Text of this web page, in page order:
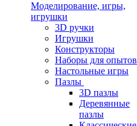
Моделирование, игры,
игрушки
3D ручки
Игрушки
Конструкторы
Наборы для опытов
Настольные игры
Пазлы
3D пазлы
Деревянные
пазлы